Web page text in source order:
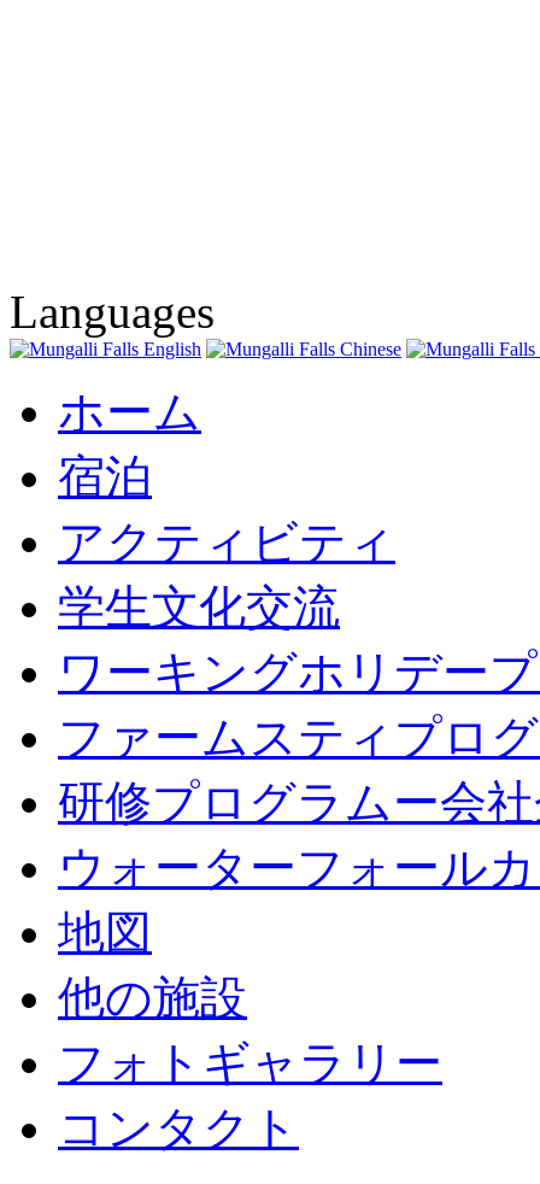
Languages
ホーム
宿泊
アクティビティ
学生文化交流
ワーキングホリデー
ファームスティプロ
研修プログラムー会
ウォーターフォール
地図
他の施設
フォトギャラリー
コンタクト